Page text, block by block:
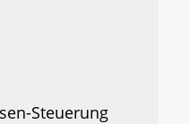
Steuerung